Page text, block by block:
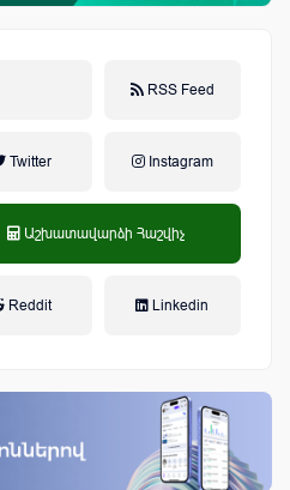
RSS Feed
Twitter Instagram
Աշխատավարձի Հաշվիչ
Reddit Linkedin